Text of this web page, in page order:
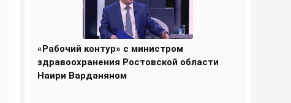
«Рабочий контур» с министром
здравоохранения Ростовской области
Наири Варданяном